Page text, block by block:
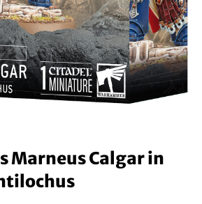
Marneus Calgar in